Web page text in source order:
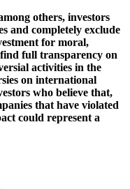
others, investors
and completely exclude
for moral,
full transparency on
activities in the
on international
who believe that,
that have violated
could represent a